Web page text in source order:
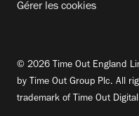
Gérer les cookies
© 2026 Time Out England
by Time Out Group Plc. All
trademark of Time Out